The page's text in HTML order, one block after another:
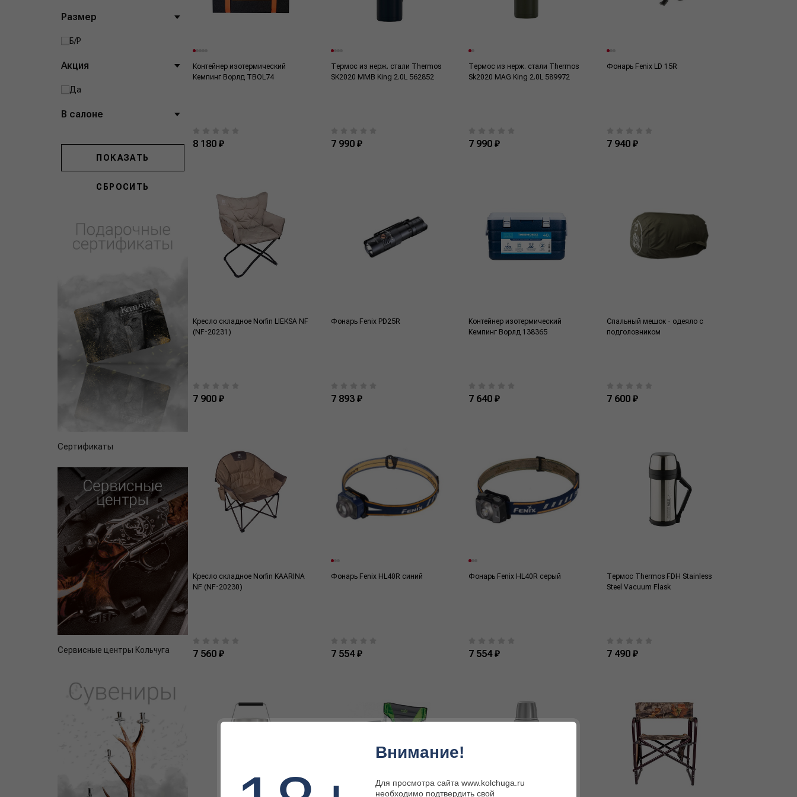
Размер
Б/Р
Акция
Да
В салоне
Сертификаты
Сервисные центры Кольчуга
Контейнер изотермический
Кемпинг Ворлд TBOL74
8 180 ₽
Термос из нерж. стали Thermos
SK2020 MMB King 2.0L 562852
7 990 ₽
Термос из нерж. стали Thermos
Sk2020 MAG King 2.0L 589972
7 990 ₽
Фонарь Fenix LD 15R
7 940 ₽
Кресло складное Norfin LIEKSA NF
(NF-20231)
7 900 ₽
Фонарь Fenix PD25R
7 893 ₽
Контейнер изотермический
Кемпинг Ворлд 138365
7 640 ₽
Спальный мешок - одеяло с
подголовником
7 600 ₽
Кресло складное Norfin KAARINA
NF (NF-20230)
7 560 ₽
Фонарь Fenix HL40R синий
7 554 ₽
Фонарь Fenix HL40R серый
7 554 ₽
Термос Thermos FDH Stainless
Steel Vacuum Flask
7 490 ₽
Внимание!
Для просмотра сайта www.kolchuga.ru
необходимо подтвердить свой